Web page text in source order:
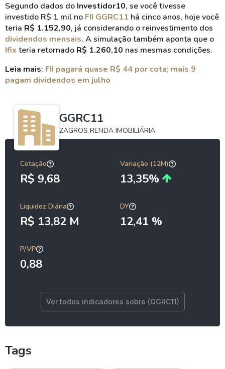
Segundo dados do Investidor10, se você tivesse
investido R$ 1 mil no FII GGRC11 há cinco anos, hoje você
teria R$ 1.152,90, já considerando o reinvestimento dos
dividendos mensais. A simulação também aponta que o
Ifix teria retornado R$ 1.260,10 nas mesmas condições.
Leia mais: FII pagará quase R$ 44 por cota; mais 9
pagam dividendos em julho
GGRC11
ZAGROS RENDA IMOBILIÁRIA
Cotação
R$ 9,68
Variação (12M)
13,35%
Liquidez Diária
R$ 13,82 M
DY
12,41 %
P/VP
0,88
Ver todos indicadores sobre (GGRC11)
Tags